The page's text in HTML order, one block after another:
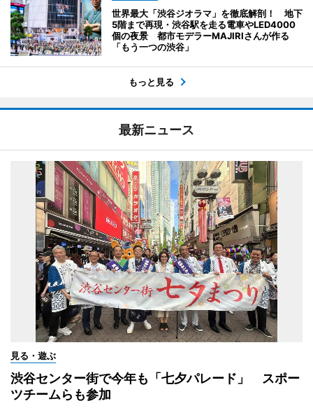
世界最大「渋谷ジオラマ」を徹底解剖！ 地下
5階まで再現・渋谷駅を走る電車やLED4000
個の夜景 都市モデラーMAJIRIさんが作る
「もう一つの渋谷」
もっと見る
最新ニュース
見る・遊ぶ
渋谷センター街で今年も「七夕パレード」 スポー
ツチームらも参加